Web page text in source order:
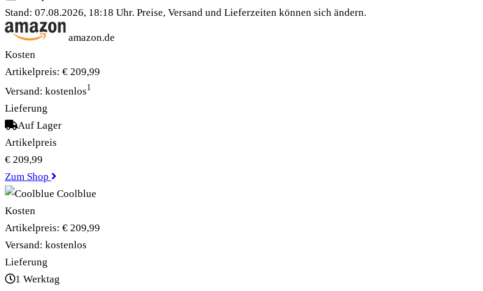
Stand: 07.08.2026, 18:18 Uhr. Preise, Versand und Lieferzeiten können sich ändern.
amazon.de
Kosten
Artikelpreis: € 209,99
Versand: kostenlos1
Lieferung
Auf Lager
Artikelpreis
€ 209,99
Zum Shop
Coolblue
Kosten
Artikelpreis: € 209,99
Versand: kostenlos
Lieferung
1 Werktag